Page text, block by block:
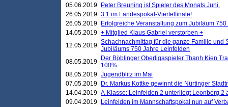
05.06.2019
Peter Breuning ist Spieler des Monats Juni.
26.05.2019 3:1 im Landespokal-Viertelfinale!
26.05.2019
Erfolgreiche Veranstaltung zum Jubiläum
14.05.2019 + Mitglied Klaus Gabriel verstorben +
12.05.2019 Schachnachmittag für die ganze Familie und
Jubiläums 750 Jahre Leinfelden
08.05.2019
Der Böblinger Oberligaspieler Thanh Kien
100%
08.05.2019 Jugendblitz im Mai
07.05.2019
Dr. Markus Kottke gewinnt die Nürtinger
14.04.2019 A-Klasse: Leinfelden 2 unterliegt Leonberg 2
09.04.2019
Leinfelden im Mannschaftspokal nun auf